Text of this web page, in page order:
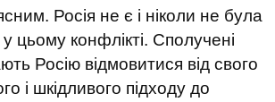
Росія не є і ніколи не була
цьому конфлікті. Сполучені
Росію відмовитися від свого
і шкідливого підходу до